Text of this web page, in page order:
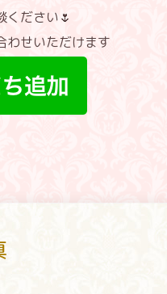
ください🌷
わせいただけます